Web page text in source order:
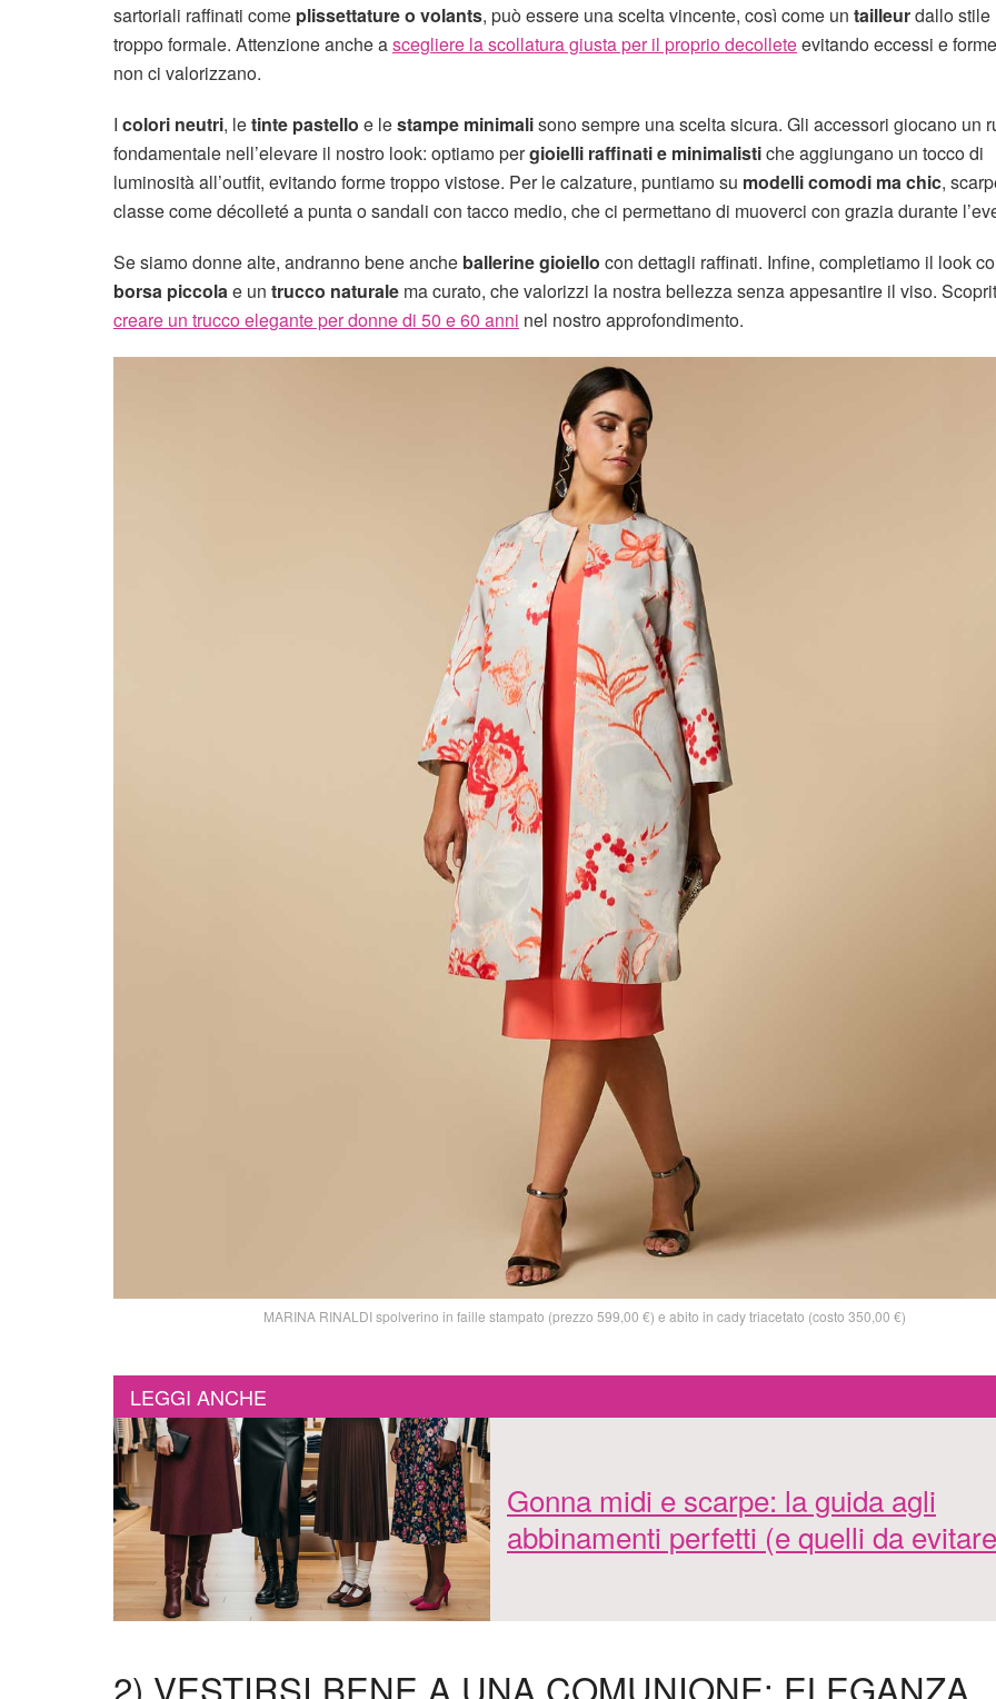
sartoriali raffinati come plissettature o volants, può essere una scelta vincente, così come un tailleurdallo stile
troppo formale. Attenzione anche ascegliere la scollatura giusta per il proprio decolleteevitando eccessi e
non ci valorizzano.
I colori neutri, letinte pastello e lestampe minimalisono sempre una scelta sicura. Gli accessori giocano un
fondamentale nell’elevare il nostro look: optiamo pergioielli raffinati e minimalistiche aggiungano un tocco di
luminosità all’outfit, evitando forme troppo vistose. Per le calzature, puntiamo su modelli comodi ma chic,
classe come décolleté a punta o sandali con tacco medio, che ci permettano di muoverci con grazia durante
Se siamo donne alte, andranno bene anche ballerine gioiello con dettagli raffinati. Infine, completiamo il look
borsa piccolae un trucco naturale ma curato, che valorizzi la nostra bellezza senza appesantire il viso.
creare un trucco elegante per donne di 50 e 60 anni nel nostro approfondimento.
MARINA RINALDI spolverino in faille stampato (prezzo 599,00 €) e abito in cady triacetato (costo 350,00 €)
LEGGI ANCHE
Gonna midi e scarpe: la guida agli
abbinamenti perfetti (e quelli da
2) VESTIRSI BENE A UNA COMUNIONE: ELEGANZA